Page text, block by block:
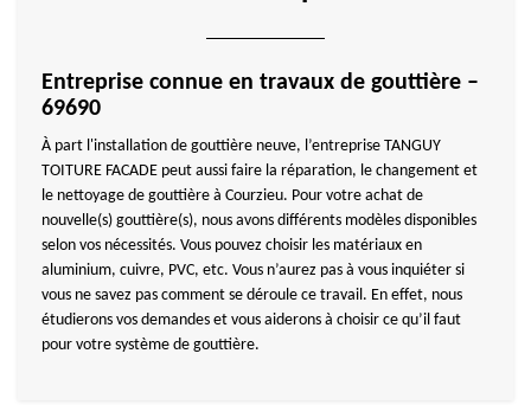
Entreprise connue en travaux de gouttière –
69690
À part l'installation de gouttière neuve, l’entreprise TANGUY
TOITURE FACADE peut aussi faire la réparation, le changement et
le nettoyage de gouttière à Courzieu. Pour votre achat de
nouvelle(s) gouttière(s), nous avons différents modèles disponibles
selon vos nécessités. Vous pouvez choisir les matériaux en
aluminium, cuivre, PVC, etc. Vous n’aurez pas à vous inquiéter si
vous ne savez pas comment se déroule ce travail. En effet, nous
étudierons vos demandes et vous aiderons à choisir ce qu’il faut
pour votre système de gouttière.